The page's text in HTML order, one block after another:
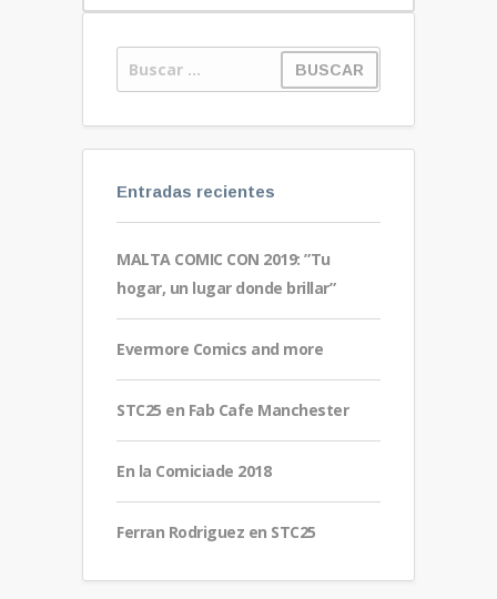
Entradas recientes
MALTA COMIC CON 2019: ”Tu
hogar, un lugar donde brillar”
Evermore Comics and more
STC25 en Fab Cafe Manchester
En la Comiciade 2018
Ferran Rodriguez en STC25